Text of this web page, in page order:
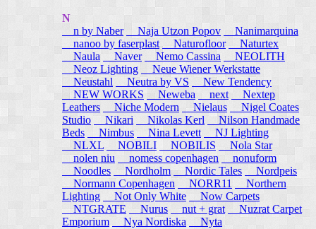
N
n by Naber
Naja Utzon Popov
Nanimarquina
nanoo by faserplast
Naturofloor
Naturtex
Naula
Naver Nemo Cassina
NEOLITH
Neoz Lighting
Neue Wiener Werkstatte
Neustahl
Neutra by VS
New Tendency
NEW WORKS
Neweba next
Nextep
Leathers
Niche Modern Nielaus
Nigel Coates
Studio
Nikari Nikolas Kerl
Nilson Handmade
Beds
Nimbus Nina Levett
NJ Lighting
NLXL
NOBILI NOBILIS
Nola Star
nolen niu
nomess copenhagen
nonuform
Noodles
Nordholm Nordic Tales
Nordpeis
Normann Copenhagen
NORR11
Northern
Lighting
Not Only White
Now Carpets
NTGRATE
Nurus nut + grat
Nuzrat Carpet
Emporium
Nya Nordiska Nyta